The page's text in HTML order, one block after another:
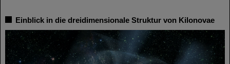
Einblick in die dreidimensionale Struktur von Kilonovae